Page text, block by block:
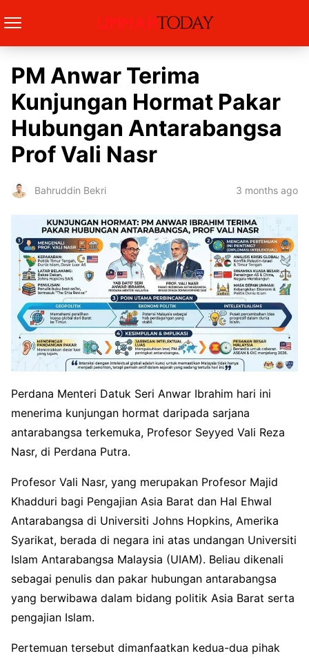
PM Anwar Terima
Kunjungan Hormat Pakar
Hubungan Antarabangsa
Prof Vali Nasr
Bahruddin Bekri 3 months ago
Perdana Menteri Datuk Seri Anwar Ibrahim hari ini
menerima kunjungan hormat daripada sarjana
antarabangsa terkemuka, Profesor Seyyed Vali Reza
Nasr, di Perdana Putra.
Profesor Vali Nasr, yang merupakan Profesor Majid
Khadduri bagi Pengajian Asia Barat dan Hal Ehwal
Antarabangsa di Universiti Johns Hopkins, Amerika
Syarikat, berada di negara ini atas undangan Universiti
Islam Antarabangsa Malaysia (UIAM). Beliau dikenali
sebagai penulis dan pakar hubungan antarabangsa
yang berwibawa dalam bidang politik Asia Barat serta
pengajian Islam.
Pertemuan tersebut dimanfaatkan kedua-dua pihak